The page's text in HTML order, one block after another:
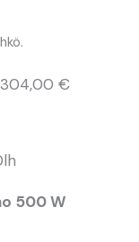
304,00 €
500 W